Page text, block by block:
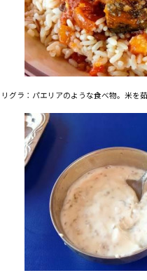
リグラ：パエリアのような食べ物。米を